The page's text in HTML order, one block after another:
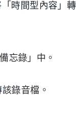
時間型內容」
忘錄」中。
錄音檔。